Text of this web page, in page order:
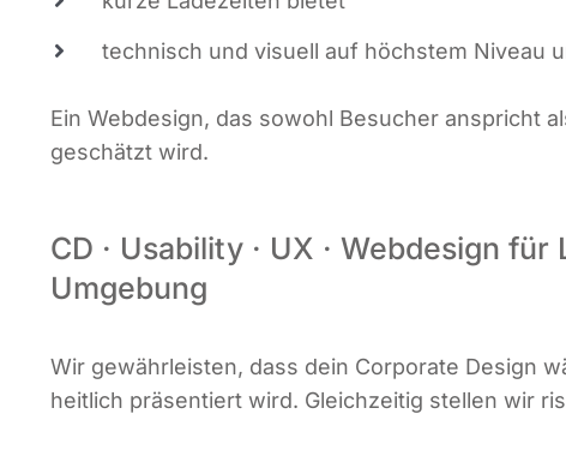
tech­nisch und visu­ell auf höchs­tem Niveau
Ein Web­de­sign, das sowohl Besu­cher anspricht
geschätzt wird.
CD · Usability · UX · Webdesign
Umgebung
Wir gewähr­leis­ten, dass dein Cor­po­ra­te Design
heit­lich prä­sen­tiert wird. Gleich­zei­tig stel­len wir